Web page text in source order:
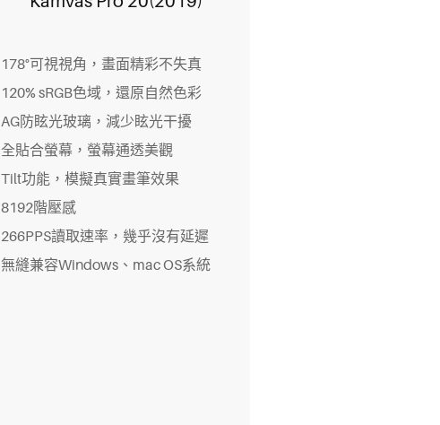
178°可視視角，畫面精彩不失真
120% sRGB色域，還原自然色彩
AG防眩光玻璃，減少眩光干擾
全貼合螢幕，螢幕通透美觀
Tilt功能，模擬真實畫筆效果
8192階壓感
266PPS讀取速率，幾乎沒有延遲
無縫兼容Windows、mac OS系統